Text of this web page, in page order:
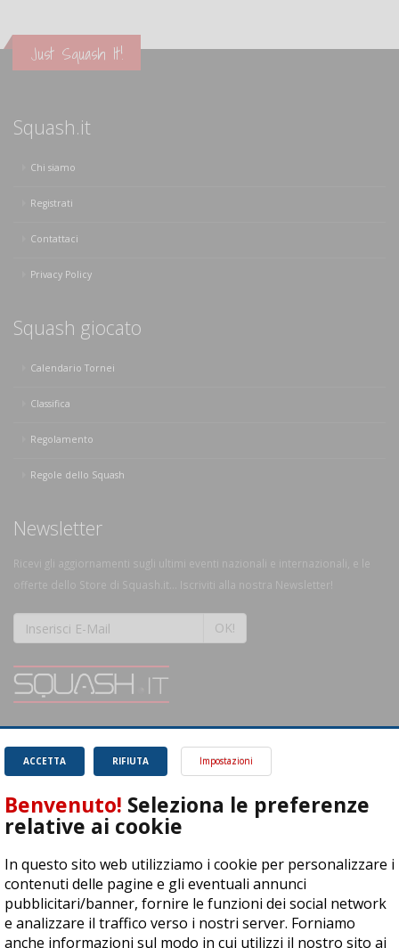
Just Squash It!
Squash.it
Chi siamo
Registrati
Contattaci
Privacy Policy
Squash giocato
Calendario Tornei
Classifica
Regolamento
Regole dello Squash
Newsletter
Ricevi gli aggiornamenti sugli ultimi eventi nazionali e internazionali, e le
offerte dello Store di Squash.it... Iscriviti alla nostra Newsletter!
OK!
magnifico sport.
Leggi
RIFIUTA
ACCETTA Impostazioni
Benvenuto! Seleziona le preferenze
relative ai cookie
In questo sito web utilizziamo i cookie per personalizzare i
contenuti delle pagine e gli eventuali annunci
pubblicitari/banner, fornire le funzioni dei social network
e analizzare il traffico verso i nostri server. Forniamo
anche informazioni sul modo in cui utilizzi il nostro sito ai
ASD Let's Sport - Via T. Olivelli 3, 25014 Castenedolo (BS) - P. Iva:
04278030988
© Copyright 2015 | All Rights Reserved - Powered byDynDevice